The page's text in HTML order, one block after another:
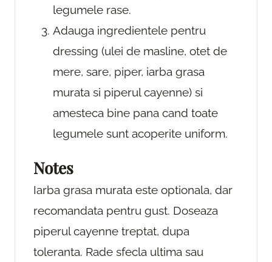
legumele rase.
Adauga ingredientele pentru
dressing (ulei de masline, otet de
mere, sare, piper, iarba grasa
murata si piperul cayenne) si
amesteca bine pana cand toate
legumele sunt acoperite uniform.
Notes
Iarba grasa murata este optionala, dar
recomandata pentru gust. Doseaza
piperul cayenne treptat, dupa
toleranta. Rade sfecla ultima sau